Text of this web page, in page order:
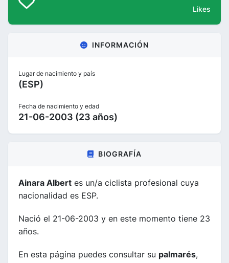
Likes
INFORMACIÓN
Lugar de nacimiento y país
(ESP)
Fecha de nacimiento y edad
21-06-2003 (23 años)
BIOGRAFÍA
Ainara Albert es un/a ciclista profesional cuya
nacionalidad es ESP.
Nació el 21-06-2003 y en este momento tiene 23
años.
En esta página puedes consultar su palmarés,